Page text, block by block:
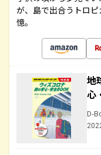
が、島で出合うトロ
憶。
地
心
D-